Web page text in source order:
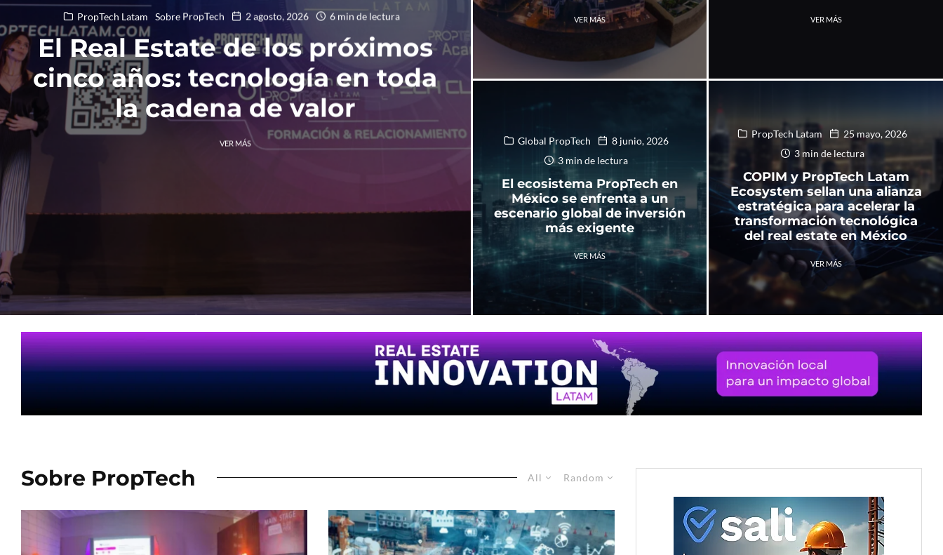
PropTech Latam Sobre PropTech 2 agosto, 2026 6 min de lectura
El Real Estate de los próximos
cinco años: tecnología en toda
la cadena de valor
VER MÁS
VER MÁS VER MÁS
Global PropTech
8 junio, 2026
3 min de lectura
El ecosistema PropTech en
México se enfrenta a un
escenario global de inversión
más exigente
VER MÁS
PropTech Latam
25 mayo, 2026
3 min de lectura
COPIM y PropTech Latam
Ecosystem sellan una alianza
estratégica para acelerar la
transformación tecnológica
del real estate en México
VER MÁS
All Random
Sobre PropTech